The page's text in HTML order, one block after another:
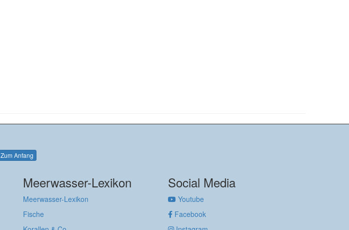
Zum Anfang
Meerwasser-Lexikon
Meerwasser-Lexikon
Fische
Social Media
Youtube
Facebook